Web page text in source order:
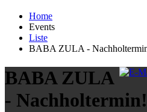
Home
Events
Liste
BABA ZULA -
BABA ZULA
- Nachholtermin!